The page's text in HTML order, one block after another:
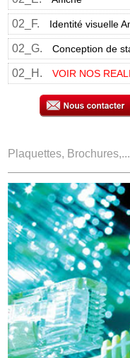
02_F. Identité visuelle
02_G. Conception de
02_H. VOIR NOS
Plaquettes,